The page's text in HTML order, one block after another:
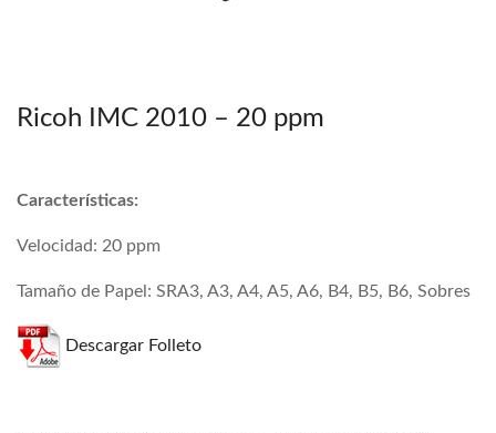
Ricoh IMC 2010 – 20 ppm
Características:
Velocidad: 20 ppm
Tamaño de Papel: SRA3, A3, A4, A5, A6, B4, B5, B6, Sobres
Descargar Folleto